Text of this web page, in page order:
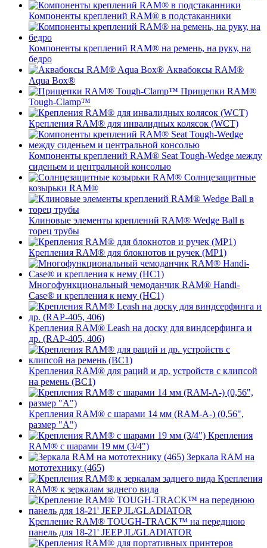
Компоненты креплений RAM® в подстаканники
Компоненты креплений RAM® на ремень, на руку, на
бедро
Аквабоксы RAM®
Aqua Box®
Прищепки RAM®
Tough-Clamp™
Крепления RAM® для инвалидных колясок (WCT)
Компоненты креплений RAM® Seat Tough-Wedge между
сиденьем и центральной консолью
Солнцезащитные
козырьки RAM®
Клиновые элементы креплений RAM® Wedge Ball в
торец трубы
Крепления RAM® для блокнотов и ручек (MP1)
Многофункциональный чемоданчик RAM® Handi-
Case® и крепления к нему (HC1)
Крепления RAM® Leash на доску для виндсерфинга и
др. (RAP-405, 406)
Крепления RAM® для раций и др. устройств с клипсой
на ремень (BC1)
Крепления RAM® с шарами 14 мм (RAM-A-) (0,56",
размер "A")
Крепления
RAM® с шарами 19 мм (3/4")
Зеркала RAM на
мототехнику (465)
Крепления
RAM® к зеркалам заднего вида
Крепление RAM® TOUGH-TRACK™ на переднюю
панель для 18-21' JEEP JL/GLADIATOR